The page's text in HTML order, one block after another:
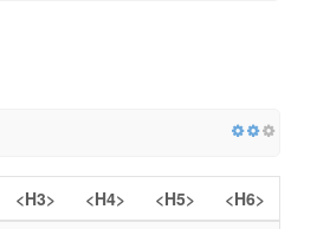
<H3> <H4> <H5>
<H6>